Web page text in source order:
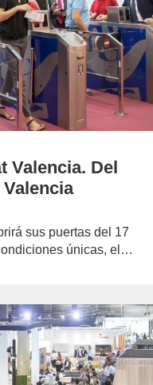
Valencia. Del
sus puertas del 17
únicas, el…